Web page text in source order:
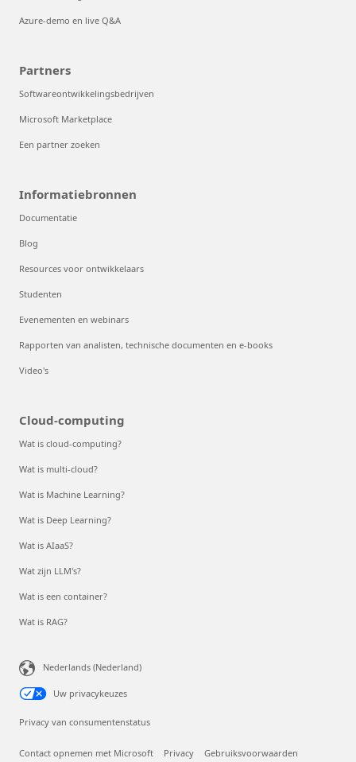
Azure-demo en live Q&A
Partners
Softwareontwikkelingsbedrijven
Microsoft Marketplace
Een partner zoeken
Informatiebronnen
Documentatie
Blog
Resources voor ontwikkelaars
Studenten
Evenementen en webinars
Rapporten van analisten, technische documenten en e-books
Video's
Cloud-computing
Wat is cloud-computing?
Wat is multi-cloud?
Wat is Machine Learning?
Wat is Deep Learning?
Wat is AIaaS?
Wat zijn LLM's?
Wat is een container?
Wat is RAG?
Nederlands (Nederland)
Uw privacykeuzes
Privacy van consumentenstatus
Contact opnemen met Microsoft Privacy Gebruiksvoorwaarden